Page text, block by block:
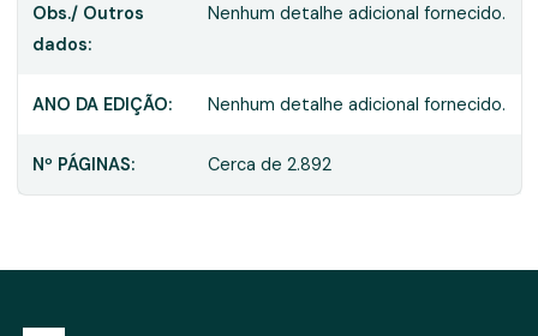
Obs./ Outros
dados:
Nenhum detalhe adicional fornecido.
ANO DA EDIÇÃO: Nenhum detalhe adicional fornecido.
Nº PÁGINAS: Cerca de 2.892